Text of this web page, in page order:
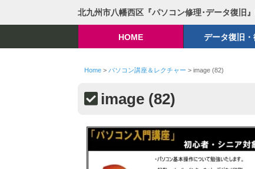
北九州市八幡西区『パソコン修理･データ復旧
HOME データ復旧・
Home> パソコン講座＆レクチャー > image (82)
image (82)